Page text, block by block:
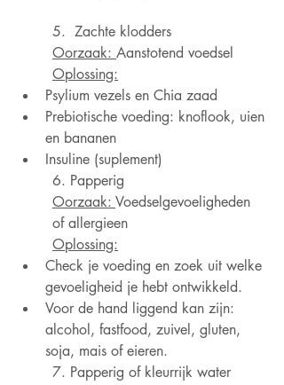
5.  Zachte klodders
Oorzaak: Aanstotend voedsel
Oplossing:
Psylium vezels en Chia zaad
Prebiotische voeding: knoflook, uien
en bananen
Insuline (suplement)
6. Papperig
Oorzaak: Voedselgevoeligheden
of allergieen
Oplossing:
Check je voeding en zoek uit welke
gevoeligheid je hebt ontwikkeld.
Voor de hand liggend kan zijn:
alcohol, fastfood, zuivel, gluten,
soja, mais of eieren.
7. Papperig of kleurrijk water